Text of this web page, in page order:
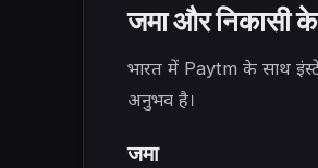
जमा और निकासी
भारत में Paytm के साथ
अनुभव है।
जमा